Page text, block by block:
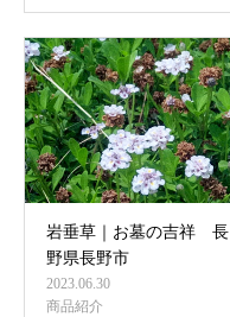
岩垂草｜お墓の吉祥 長
野県長野市
2023.06.30
商品紹介